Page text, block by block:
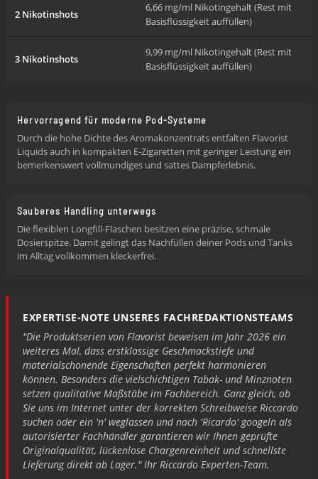
2 Nikotinshots
6,66 mg/ml Nikotingehalt (Rest mit
Basisflüssigkeit auffüllen)
3 Nikotinshots
9,99 mg/ml Nikotingehalt (Rest mit
Basisflüssigkeit auffüllen)
Hervorragend für moderne Pod-Systeme
Durch die hohe Dichte des Aromakonzentrats entfalten Flavorist
Liquids auch in kompakten E-Zigaretten mit geringer Leistung ein
bemerkenswert vollmundiges und sattes Dampferlebnis.
Sauberes Handling unterwegs
Die flexiblen Longfill-Flaschen besitzen eine präzise, schmale
Dosierspitze. Damit gelingt das Nachfüllen deiner Pods und Tanks
im Alltag vollkommen kleckerfrei.
EXPERTISE-NOTE UNSERES FACHREDAKTIONSTEAMS
"Die Produktserien von Flavorist beweisen im Jahr 2026 ein
weiteres Mal, dass erstklassige Geschmackstiefe und
materialschonende Eigenschaften perfekt harmonieren
können. Besonders die vielschichtigen Tabak- und Minznoten
setzen qualitative Maßstäbe im Fachbereich. Ganz gleich, ob
Sie uns im Internet unter der korrekten Schreibweise Riccardo
suchen oder ein 'n' weglassen und nach 'Ricardo' googeln als
autorisierter Fachhändler garantieren wir Ihnen geprüfte
Originalqualität, lückenlose Chargenreinheit und schnellste
Lieferung direkt ab Lager." Ihr Riccardo Experten-Team.